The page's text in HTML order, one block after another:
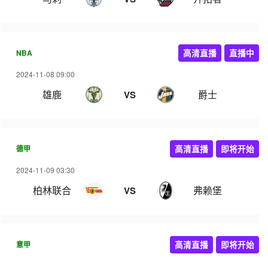
NBA
2024-11-08 09:00
雄鹿 VS 爵士
高清直播 直播中
德甲
2024-11-09 03:30
柏林联合 VS 弗赖堡
高清直播 即将开始
意甲 高清直播 即将开始